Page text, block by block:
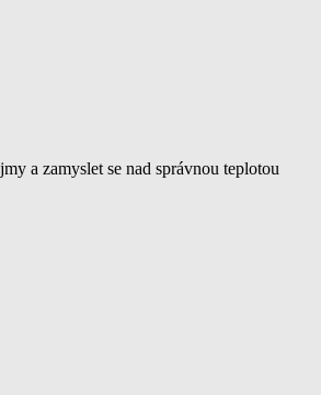
a zamyslet se nad správnou teplotou